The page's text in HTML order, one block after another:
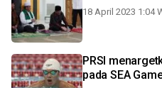
18 April 2023 1:04
PRSI
pada SEA